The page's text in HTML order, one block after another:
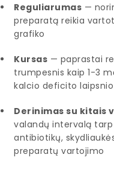
Reguliarumas —
preparatą reikia
grafiko
Kursas — paprastai
trumpesnis kaip 1-3
kalcio deficito laipsnio
Derinimas su kitais
valandų intervalą
antibiotikų,
preparatų vartojimo